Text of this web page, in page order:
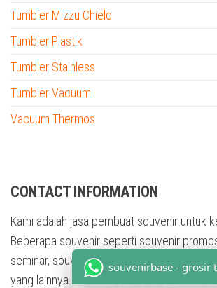
Tumbler Mizzu Chielo
Tumbler Plastik
Tumbler Stainless
Tumbler Vacuum
Vacuum Thermos
CONTACT INFORMATION
Kami adalah jasa pembuat souvenir untuk
Beberapa souvenir seperti souvenir
seminar, souvenir training, souvenir pesta,
yang lainnya. Dengan berbagai bentuk
souvenirbase - grosir